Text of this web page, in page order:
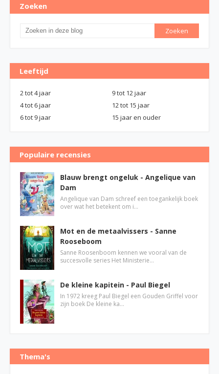
Zoeken
Leeftijd
2 tot 4 jaar
9 tot 12 jaar
4 tot 6 jaar
12 tot 15 jaar
6 tot 9 jaar
15 jaar en ouder
Populaire recensies
Blauw brengt ongeluk - Angelique van
Dam
Angelique van Dam schreef een toegankelijk boek
over wat het betekent om i…
Mot en de metaalvissers - Sanne
Rooseboom
Sanne Roosenboom kennen we vooral van de
succesvolle series Het Ministerie…
De kleine kapitein - Paul Biegel
In 1972 kreeg Paul Biegel een Gouden Griffel voor
zijn boek De kleine ka…
Thema's